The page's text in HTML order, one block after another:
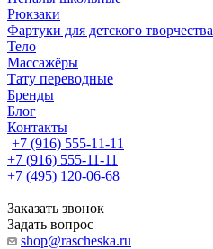
Рюкзаки
Фартуки для детского творчества
Тело
Массажёры
Тату переводные
Бренды
Блог
Контакты
+7 (916) 555-11-11
+7 (916) 555-11-11
+7 (495) 120-06-68
Заказать звонок
Задать вопрос
shop@rascheska.ru